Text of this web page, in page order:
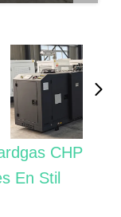
CHP
En Stil